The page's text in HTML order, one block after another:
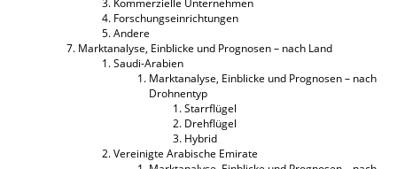
Forschungseinrichtungen
Andere
Marktanalyse, Einblicke und Prognosen – nach Land
Saudi-Arabien
Marktanalyse, Einblicke und Prognosen – nach
Drohnentyp
Starrflügel
Drehflügel
Hybrid
Vereinigte Arabische Emirate